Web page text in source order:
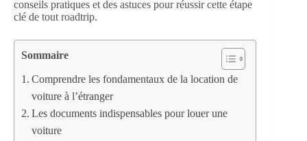
conseils pratiques et des astuces pour réussir cette étape
clé de tout roadtrip.
Sommaire
Comprendre les fondamentaux de la location de
voiture à l’étranger
Les documents indispensables pour louer une
voiture